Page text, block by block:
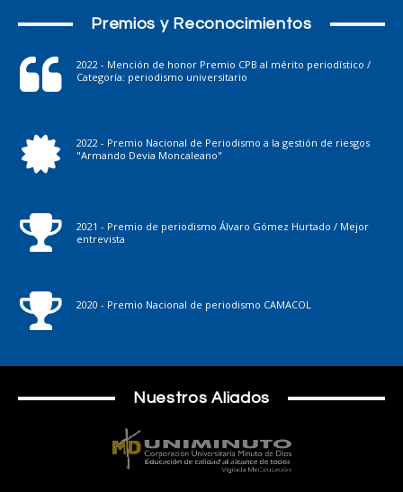
Premios y Reconocimientos
2022 - Mención de honor Premio CPB al mérito periodístico /
Categoría: periodismo universitario
2022 - Premio Nacional de Periodismo a la gestión de riesgos
"Armando Devia Moncaleano"
2021 - Premio de periodismo Álvaro Gómez Hurtado / Mejor
entrevista
2020 - Premio Nacional de periodismo CAMACOL
Nuestros Aliados